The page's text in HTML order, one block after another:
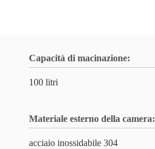
Capacità di macinazione:
100 litri
Materiale esterno della camera:
acciaio inossidabile 304